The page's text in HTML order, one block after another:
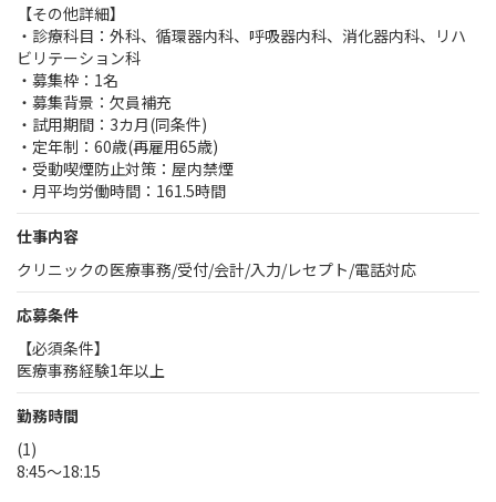
【その他詳細】
・診療科目：外科、循環器内科、呼吸器内科、消化器内科、リハ
ビリテーション科
・募集枠：1名
・募集背景：欠員補充
・試用期間：3カ月(同条件)
・定年制：60歳(再雇用65歳)
・受動喫煙防止対策：屋内禁煙
・月平均労働時間：161.5時間
仕事内容
クリニックの医療事務/受付/会計/入力/レセプト/電話対応
応募条件
【必須条件】
医療事務経験1年以上
勤務時間
(1)
8:45～18:15